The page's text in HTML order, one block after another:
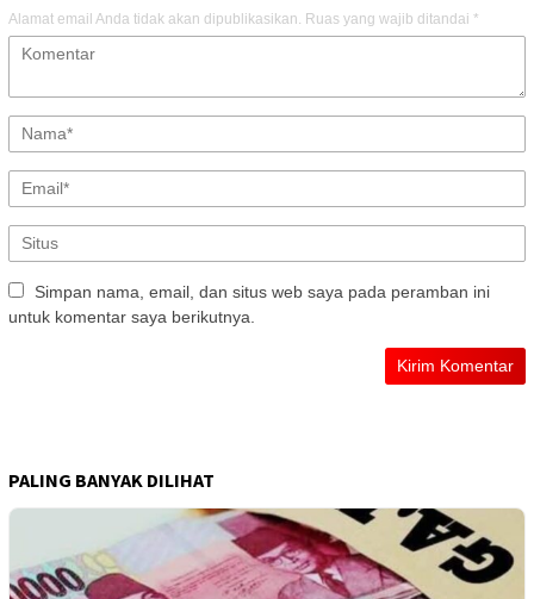
Alamat email Anda tidak akan dipublikasikan. Ruas yang wajib ditandai *
Simpan nama, email, dan situs web saya pada peramban ini
untuk komentar saya berikutnya.
PALING BANYAK DILIHAT